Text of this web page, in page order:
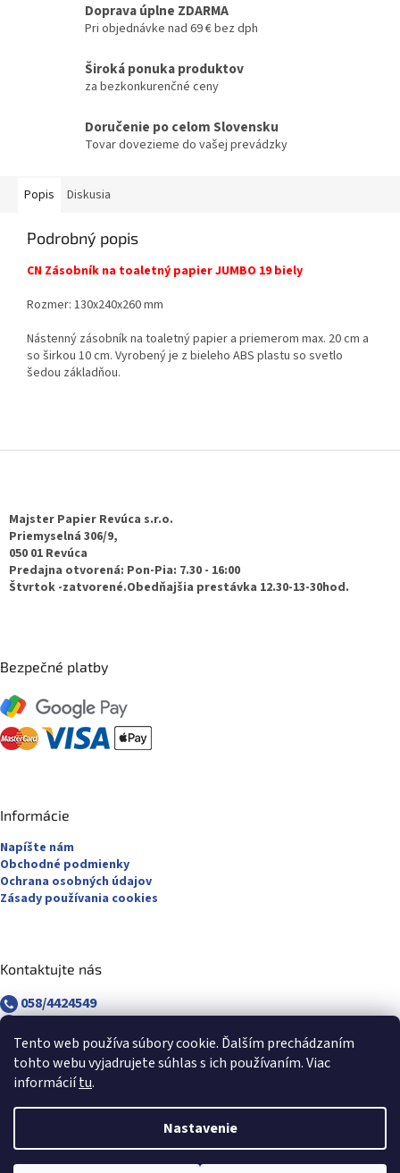
Tento web používa súbory cookie. Ďalším prechádzaním
tohto webu vyjadrujete súhlas s ich používaním. Viac
informáciítu.
Nastavenie
Doprava úplne ZDARMA
Pri objednávke nad 69 € bez dph
Široká ponuka produktov
za bezkonkurenčné ceny
Doručenie po celom Slovensku
Tovar dovezieme do vašej prevádzky
Popis Diskusia
Podrobný popis
CN Zásobník na toaletný papier JUMBO 19 biely
Rozmer: 130x240x260 mm
Nástenný zásobník na toaletný papier a priemerom max. 20 cm a
so širkou 10 cm. Vyrobený je z bieleho ABS plastu so svetlo
šedou základňou.
Majster Papier Revúca s.r.o.
Priemyselná 306/9,
050 01 Revúca
Predajna otvorená: Pon-Pia: 7.30 - 16:00
Štvrtok -zatvorené.Obedňajšia prestávka 12.30-13-30hod.
Bezpečné platby
Informácie
Napíšte nám
Obchodné podmienky
Ochrana osobných údajov
Zásady používania cookies
Kontaktujte nás
058/4424549
revuca@majsterpapier.sk
Vytvoril Shoptet